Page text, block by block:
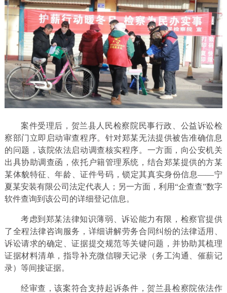
案件受理后，贺兰县人民检察院民事行政、公益诉讼检
察部门立即启动审查程序。针对郑某无法提供被告准确信息
的问题，该院依法启动调查核实程序。一方面，向公安机关
出具协助调查函，依托户籍管理系统，结合郑某提供的方某
某体貌特征、年龄、证件号码，锁定其真实身份信息——宁
夏某安装有限公司法定代表人；另一方面，利用“企查查”数字
软件查询到该公司的详细登记信息。
考虑到郑某法律知识薄弱、诉讼能力有限，检察官提供
了全程法律咨询服务，详细讲解劳务合同纠纷的法律适用、
诉讼请求的确定、证据提交规范等关键问题，并协助其梳理
证据材料清单，指导补充微信聊天记录（务工沟通、催薪记
录）等间接证据。
经审查，该案符合支持起诉条件，贺兰县检察院依法作